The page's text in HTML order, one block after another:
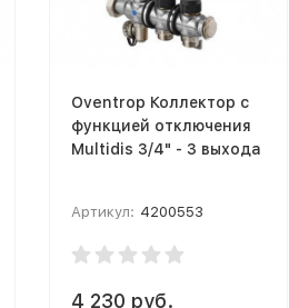
Oventrop Коллектор с
функцией отключения
Multidis 3/4" - 3 выхода
Артикул: 4200553
4 230 руб.